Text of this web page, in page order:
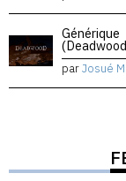
Générique
parJosué